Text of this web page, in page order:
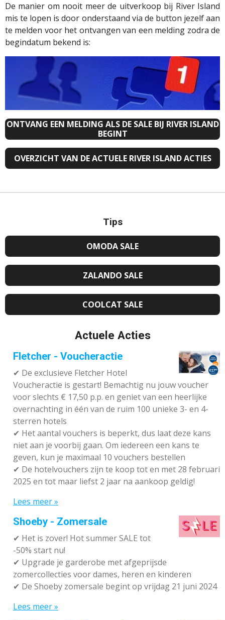
De manier om nooit meer de uitverkoop bij River Island
mis te lopen is door onderstaand via de button jezelf aan
te melden voor het ontvangen van een melding zodra de
begindatum bekend is:
ONTVANG EEN MELDING ALS DE SALE BIJ RIVER ISLAND
BEGINT
OVERZICHT VAN DE ACTUELE RIVER ISLAND ACTIES
Tips
OMODA SALE
ZALANDO SALE
COOLCAT SALE
Actuele Acties
Fletcher - Voucheractie
✔ De exclusieve Fletcher Hotel
Voucheractie is gestart! Bemachtig nu jouw voucher
voor slechts € 17,50 p.p. en geniet van een heerlijke
overnachting in één van de ruim 100 unieke 3- en 4-
sterren hotels
✔ Het aantal vouchers is beperkt, dus laat deze kans
niet aan je voorbij gaan. Om iedereen een kans te
geven, kun je maximaal 10 vouchers bestellen
✔ De hotelvouchers zijn te koop tot en met 28 februari
2025 en tot maar liefst 2 jaar na aankoop geldig!
Lees meer »
Shoeby - Zomersale
✔ Het is zover! Hot summer SALE tot
-50% start nu!
✔ Upgrade je garderobe met afgeprijsde
zomercollecties voor dames, heren en kinderen
✔ De Shoeby zomersale begint op vrijdag 21 juni 2024
Lees meer »